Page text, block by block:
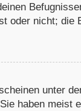
oder nicht; die
unter
haben meist